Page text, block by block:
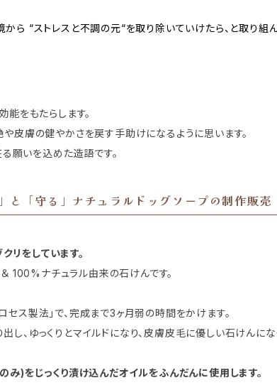
ら “ストレスと不調の元“を取り除いていけたら、と取り組ん
をもたらします。
皮膚の健やかさを戻す手助けになるように思います。
る願いを込めた造語です。
と「守る」ナチュラルドッグソープの制作販売
リをしています。
100%ナチュラル由来の石けんです。
ス製法」で、完成まで3ヶ月弱の時間をかけます。
ゆっくりとマイルドになり、皮膚皮毛に優しい石けんにな
)をじっくり漬け込んだオイルをふんだんに使用します。